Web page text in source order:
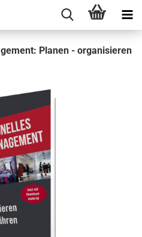
Pla­nen - or­ga­ni­sie­ren